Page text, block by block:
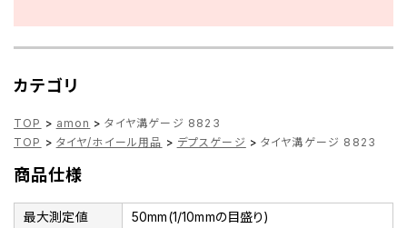
カテゴリ
TOP > amon > タイヤ溝ゲージ 8823
TOP > タイヤ/ホイール用品 > デプスゲージ > タイヤ溝ゲージ 8823
商品仕様
最大測定値 50mm(1/10mmの目盛り)